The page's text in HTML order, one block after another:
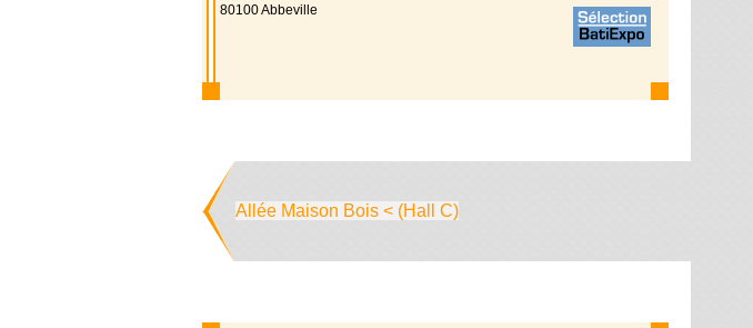
80100 Abbeville
Allée Maison Bois < (Hall C)